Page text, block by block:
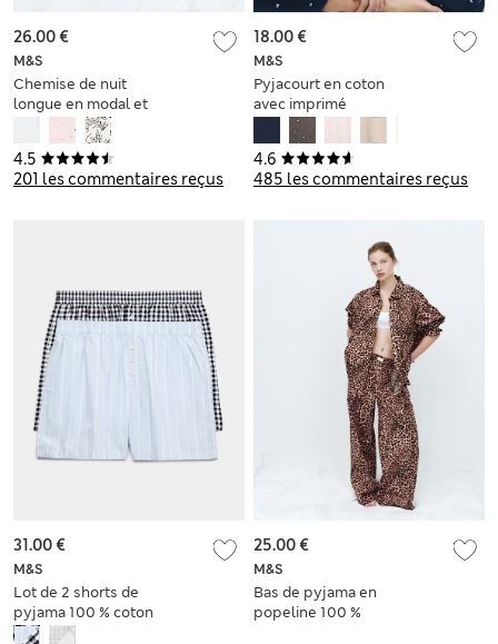
4.5
201 les commentaires reçus
M&S
Chemise de nuit
longue en modal et
coton à imprimé
26.00 €
4.6
485 les commentaires reçus
M&S
Pyjacourt en coton
avec imprimé
18.00 €
M&S
Lot de 2 shorts de
pyjama 100 % coton
à rayures
31.00 €
M&S
Bas de pyjama en
popeline 100 %
25.00 €